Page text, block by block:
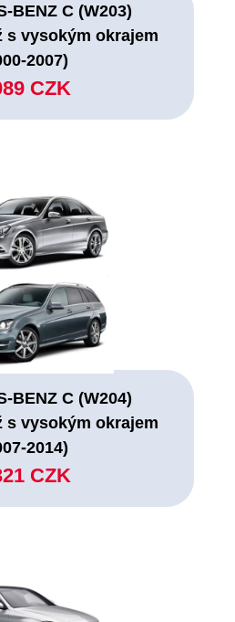
BENZ C (W203)
s vysokým okrajem
2007)
CZK
BENZ C (W204)
s vysokým okrajem
2014)
CZK